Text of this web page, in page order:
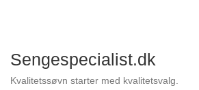
Sengespecialist.dk
Kvalitetssøvn starter med kvalitetsvalg.